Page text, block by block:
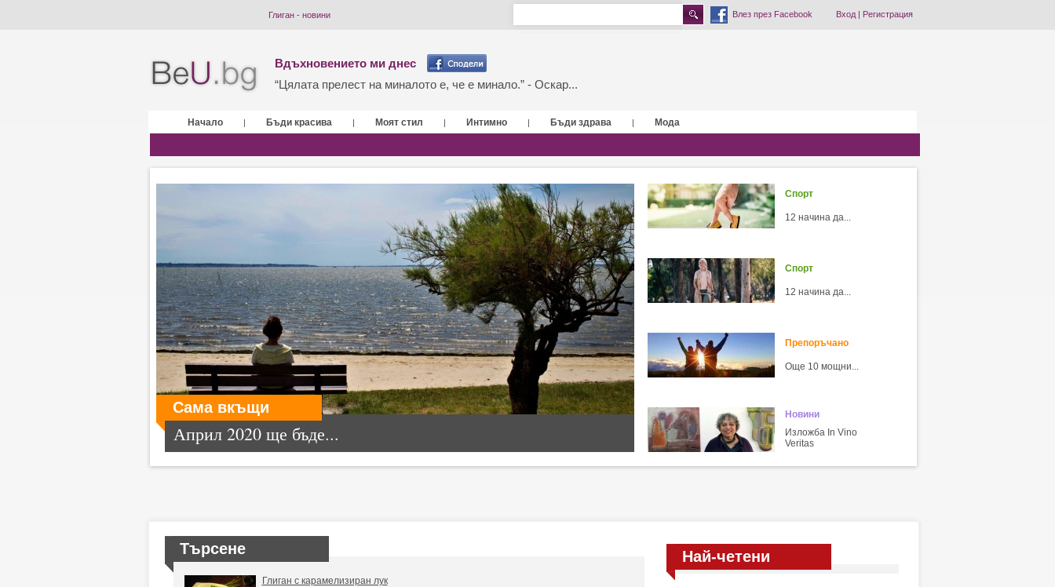
Глиган - новини Влез през Facebook Вход| Регистрация
Вдъхновението ми днес
“Цялата прелест на миналото е, че е минало.” - Оскар...
Начало | Бъди красива | Моят стил | Интимно | Бъди здрава | Мода
Сама вкъщи
Април 2020 ще бъде...
Спорт
12 начина да...
Спорт
12 начина да...
Препоръчано
Още 10 мощни...
Новини
Изложба In Vino
Veritas
Търсене
Глиган с карамелизиран лук
Най-четени